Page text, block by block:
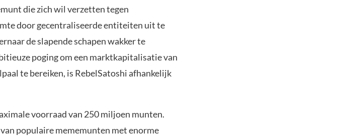
die zich wil verzetten tegen
door gecentraliseerde entiteiten uit te
de slapende schapen wakker te
poging om een marktkapitalisatie van
te bereiken, is RebelSatoshi afhankelijk
voorraad van 250 miljoen munten.
populaire mememunten met enorme